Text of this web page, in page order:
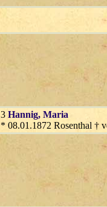
3 Hannig, Maria
* 08.01.1872 Rosenthal †